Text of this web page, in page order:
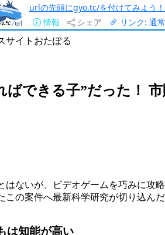
urlの先頭にgyo.tc/を付けてみよう！
情報
シェア リンク: 通常